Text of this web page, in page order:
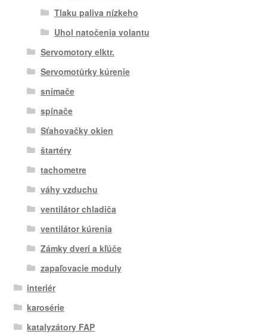
Tlaku paliva nízkeho
Uhol natočenia volantu
Servomotory elktr.
Servomotůrky kúrenie
snímače
spínače
Sťahovačky okien
štartéry
tachometre
váhy vzduchu
ventilátor chladiča
ventilátor kúrenia
Zámky dverí a kľúče
zapaľovacie moduly
interiér
karosérie
katalyzátory FAP